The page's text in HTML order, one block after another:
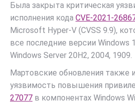
Была закрыта критическая
исполнения кода CVE-2021-
Microsoft Hyper-V (CVSS 9.9),
все последние версии Windows
Windows Server 20H2, 2004, 1909.
Мартовские обновления также
уязвимость повышения
27077 в компонентах Windows